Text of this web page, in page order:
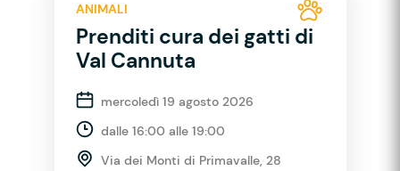
ANIMALI
Prenditi cura dei gatti di
Val Cannuta
mercoledì 19 agosto 2026
dalle 16:00 alle 19:00
Via dei Monti di Primavalle, 28